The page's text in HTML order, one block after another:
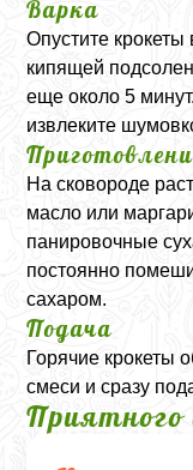
Варка
Опустите
кипящей
еще около 5
извлеките
На сковороде
масло или
панировочные
постоянно
сахаром.
Подача
Горячие крокеты
смеси и сразу